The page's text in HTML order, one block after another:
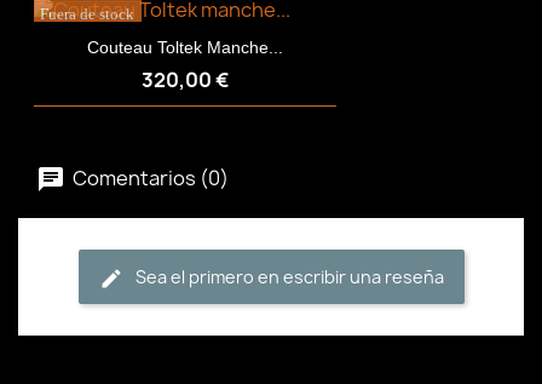
Couteau Toltek Manche...
320,00 €
Fuera de stock
Comentarios (0)
Sea el primero en escribir una reseña